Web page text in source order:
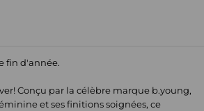
fin d'année.
Conçu par la célèbre marque b.young,
et ses finitions soignées, ce